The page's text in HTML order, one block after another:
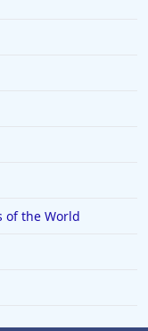
of the World